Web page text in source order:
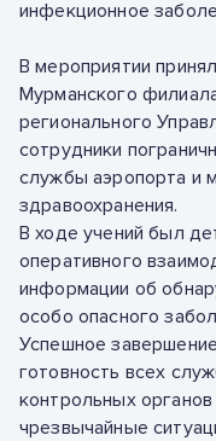
инфекционное
В мероприятии
Мурманского
регионального
сотрудники
службы аэропорта и
здравоохранения.
В ходе учений был
оперативного
информации об
особо опасного
Успешное
готовность всех
контрольных
чрезвычайные